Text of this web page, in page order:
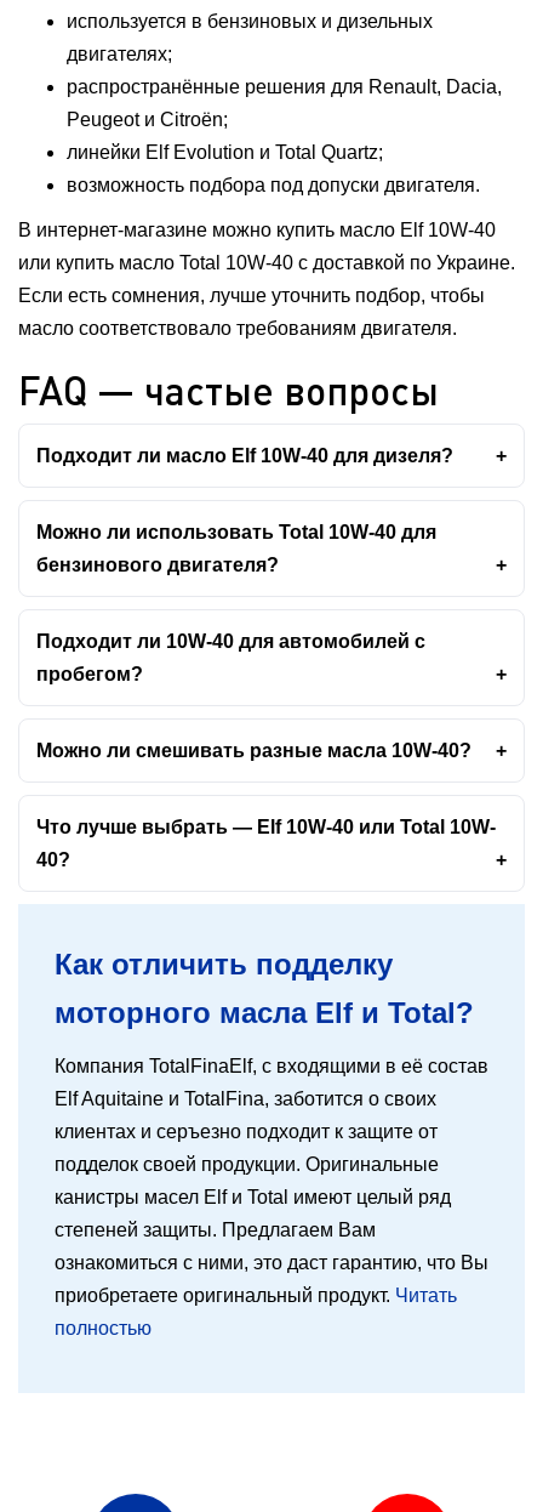
используется в бензиновых и дизельных
двигателях;
распространённые решения для Renault, Dacia,
Peugeot и Citroën;
линейки Elf Evolution и Total Quartz;
возможность подбора под допуски двигателя.
В интернет-магазине можно купить масло Elf 10W-40
или купить масло Total 10W-40 с доставкой по Украине.
Если есть сомнения, лучше уточнить подбор, чтобы
масло соответствовало требованиям двигателя.
FAQ — частые вопросы
Подходит ли масло Elf 10W-40 для дизеля?
Можно ли использовать Total 10W-40 для
бензинового двигателя?
Подходит ли 10W-40 для автомобилей с
пробегом?
Можно ли смешивать разные масла 10W-40?
Что лучше выбрать — Elf 10W-40 или Total 10W-
40?
Как отличить подделку
моторного масла Elf и Total?
Компания TotalFinaElf, с входящими в её состав
Elf Aquitaine и TotalFina, заботится о своих
клиентах и серъезно подходит к защите от
подделок своей продукции. Оригинальные
канистры масел Elf и Total имеют целый ряд
степеней защиты. Предлагаем Вам
ознакомиться с ними, это даст гарантию, что Вы
приобретаете оригинальный продукт. Читать
полностью